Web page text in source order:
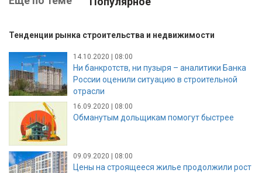
Тенденции рынка строительства и недвижимости
14.10.2020 | 08:00
Ни банкротств, ни пузыря – аналитики Банка
России оценили ситуацию в строительной
отрасли
16.09.2020 | 08:00
Обманутым дольщикам помогут быстрее
09.09.2020 | 08:00
Цены на строящееся жилье продолжили рост